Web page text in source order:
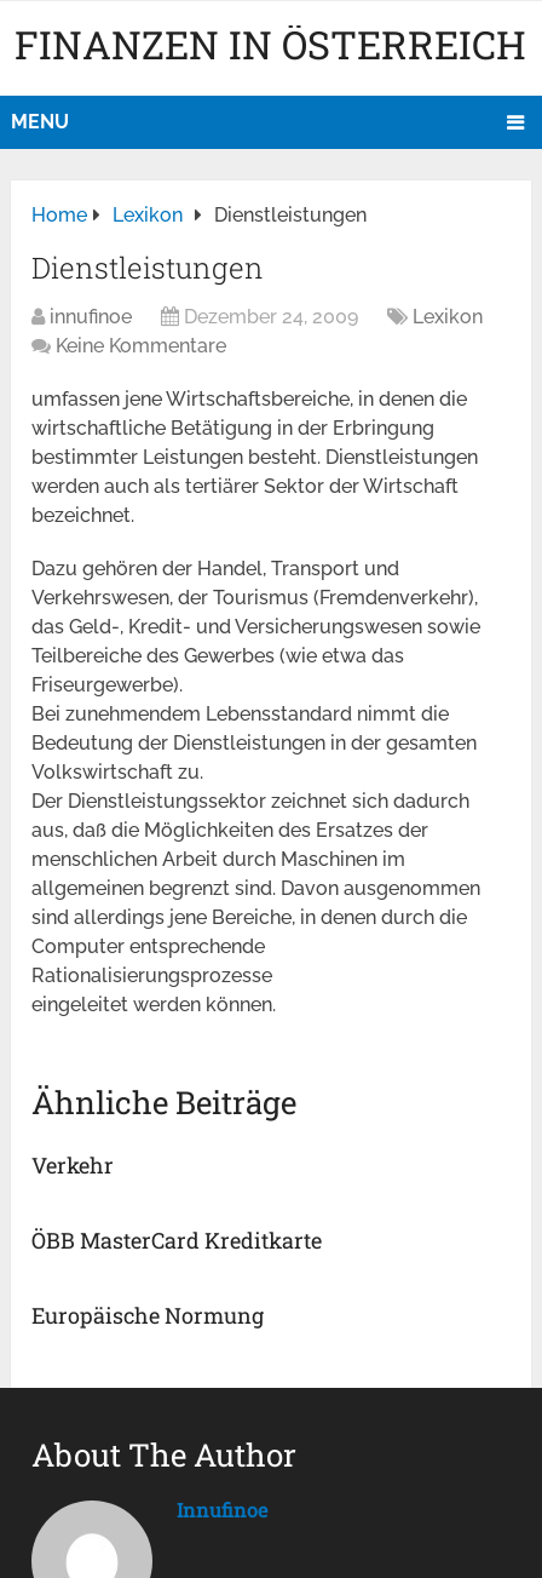
FINANZEN IN ÖSTERREICH
MENU
Home Lexikon Dienstleistungen
Dienstleistungen
innufinoe Dezember 24, 2009
Lexikon
Keine Kommentare
umfassen jene Wirtschaftsbereiche, in denen die
wirtschaftliche Betätigung in der Erbringung
bestimmter Leistungen besteht. Dienstleistungen
werden auch als tertiärer Sektor der Wirtschaft
bezeichnet.
Dazu gehören der Handel, Transport und
Verkehrswesen, der Tourismus (Fremdenverkehr),
das Geld-, Kredit- und Versicherungswesen sowie
Teilbereiche des Gewerbes (wie etwa das
Friseurgewerbe).
Bei zunehmendem Lebensstandard nimmt die
Bedeutung der Dienstleistungen in der gesamten
Volkswirtschaft zu.
Der Dienstleistungssektor zeichnet sich dadurch
aus, daß die Möglichkeiten des Ersatzes der
menschlichen Arbeit durch Maschinen im
allgemeinen begrenzt sind. Davon ausgenommen
sind allerdings jene Bereiche, in denen durch die
Computer entsprechende
Rationalisierungsprozesse
eingeleitet werden können.
Ähnliche Beiträge
Verkehr
ÖBB MasterCard Kreditkarte
Europäische Normung
About The Author
Innufinoe